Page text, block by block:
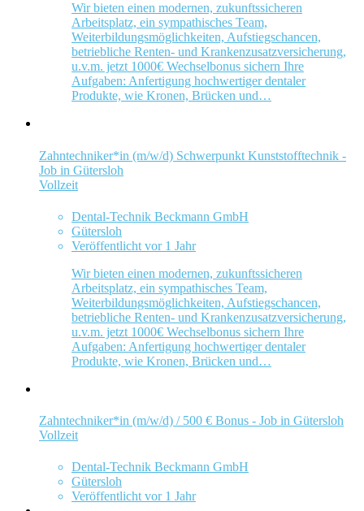
Wir bieten einen modernen, zukunftssicheren
Arbeitsplatz, ein sympathisches Team,
Weiterbildungsmöglichkeiten, Aufstiegschancen,
betriebliche Renten- und Krankenzusatzversicherung,
u.v.m. jetzt 1000€ Wechselbonus sichern Ihre
Aufgaben: Anfertigung hochwertiger dentaler
Produkte, wie Kronen, Brücken und…
Zahntechniker*in (m/w/d) Schwerpunkt Kunststofftechnik -
Job in Gütersloh
Vollzeit
Dental-Technik Beckmann GmbH
Gütersloh
Veröffentlicht vor 1 Jahr
Wir bieten einen modernen, zukunftssicheren
Arbeitsplatz, ein sympathisches Team,
Weiterbildungsmöglichkeiten, Aufstiegschancen,
betriebliche Renten- und Krankenzusatzversicherung,
u.v.m. jetzt 1000€ Wechselbonus sichern Ihre
Aufgaben: Anfertigung hochwertiger dentaler
Produkte, wie Kronen, Brücken und…
Zahntechniker*in (m/w/d) / 500 € Bonus - Job in Gütersloh
Vollzeit
Dental-Technik Beckmann GmbH
Gütersloh
Veröffentlicht vor 1 Jahr